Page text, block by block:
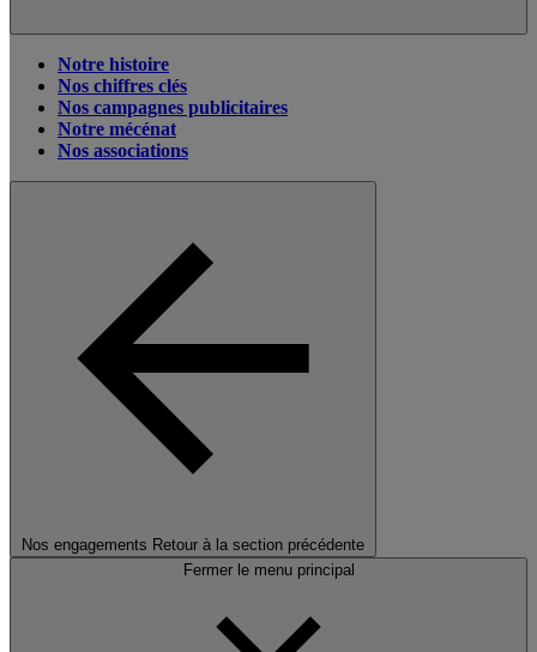
Notre histoire
Nos chiffres clés
Nos campagnes publicitaires
Notre mécénat
Nos associations
Nos engagements Retour à la section précédente
Fermer le menu principal